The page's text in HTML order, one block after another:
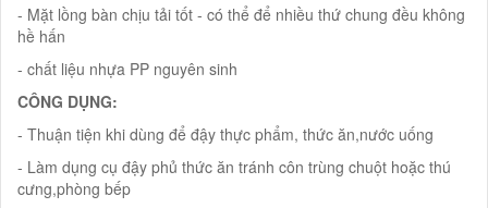
- Mặt lồng bàn chịu tải tốt - có thể để nhiều thứ chung đều không
hề hấn
- chất liệu nhựa PP nguyên sinh
CÔNG DỤNG:
- Thuận tiện khi dùng để đậy thực phẩm, thức ăn,nước uống
- Làm dụng cụ đậy phủ thức ăn tránh côn trùng chuột hoặc thú
cưng,phòng bếp